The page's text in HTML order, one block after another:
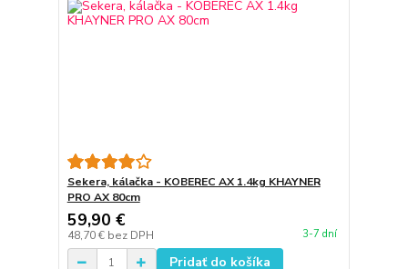
Sekera, kálačka - KOBEREC AX 1.4kg KHAYNER
PRO AX 80cm
59,90 €
48,70 € bez DPH 3-7 dní
Pridať do košíka